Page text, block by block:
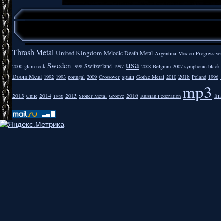
Thrash Metal United Kingdom Melodic Death Metal Argentīnā Mexico Progressive
2000 glam rock Sweden 1998 Switzerland 1997 usa 2008 Belgium 2007 symphonic
Doom Metal 1992 1993 portugal 2009 Crossover spain Gothic Metal 2010 2018 Poland 1996
2013 Chile 2014 1986 2015 Stoner Metal Groove 2016 Russian Federation mp3